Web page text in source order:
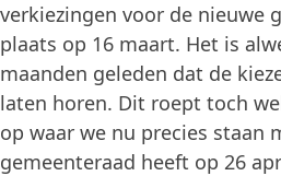
verkiezingen voor de nieuwe
plaats op 16 maart. Het is
maanden geleden dat de
laten horen. Dit roept toch
op waar we nu precies staan
gemeenteraad heeft op 26